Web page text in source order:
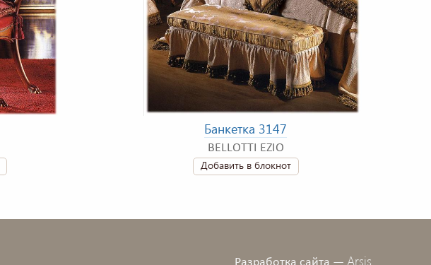
Банкетка 3147
BELLOTTI EZIO
Добавить в блокнот
Arsis